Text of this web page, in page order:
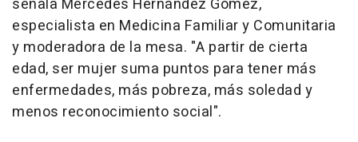
señala Mercedes Hernández Gómez,
especialista en Medicina Familiar y Comunitaria
y moderadora de la mesa. "A partir de cierta
edad, ser mujer suma puntos para tener más
enfermedades, más pobreza, más soledad y
menos reconocimiento social".